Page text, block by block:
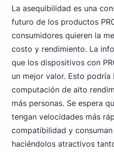
La asequibilidad es una
futuro de los productos
consumidores quieren la
costo y rendimiento. La
que los dispositivos con
un mejor valor. Esto podría
computación de alto
más personas. Se espera
tengan velocidades más
compatibilidad y
haciéndolos atractivos